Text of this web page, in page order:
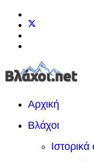
Αρχική
Βλάχοι
Ιστορικά